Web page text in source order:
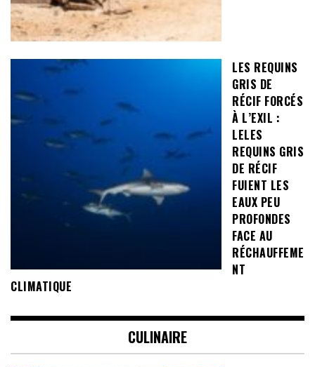
LES REQUINS
GRIS DE
RÉCIF FORCÉS
À L’EXIL :
LELES
REQUINS GRIS
DE RÉCIF
FUIENT LES
EAUX PEU
PROFONDES
FACE AU
RÉCHAUFFEME
NT
CLIMATIQUE
CULINAIRE